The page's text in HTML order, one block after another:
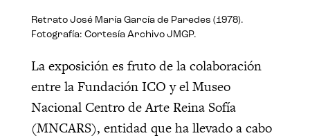
Retrato José María García de Paredes (1978).
Fotografía: Cortesía Archivo JMGP.
La exposición es fruto de la colaboración
entre la Fundación ICO y el Museo
Nacional Centro de Arte Reina Sofía
(MNCARS), entidad que ha llevado a cabo